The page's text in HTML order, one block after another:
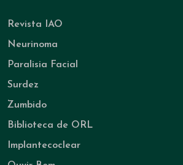
Revista IAO
Neurinoma
Paralisia Facial
Surdez
Zumbido
Biblioteca de ORL
Implantecoclear